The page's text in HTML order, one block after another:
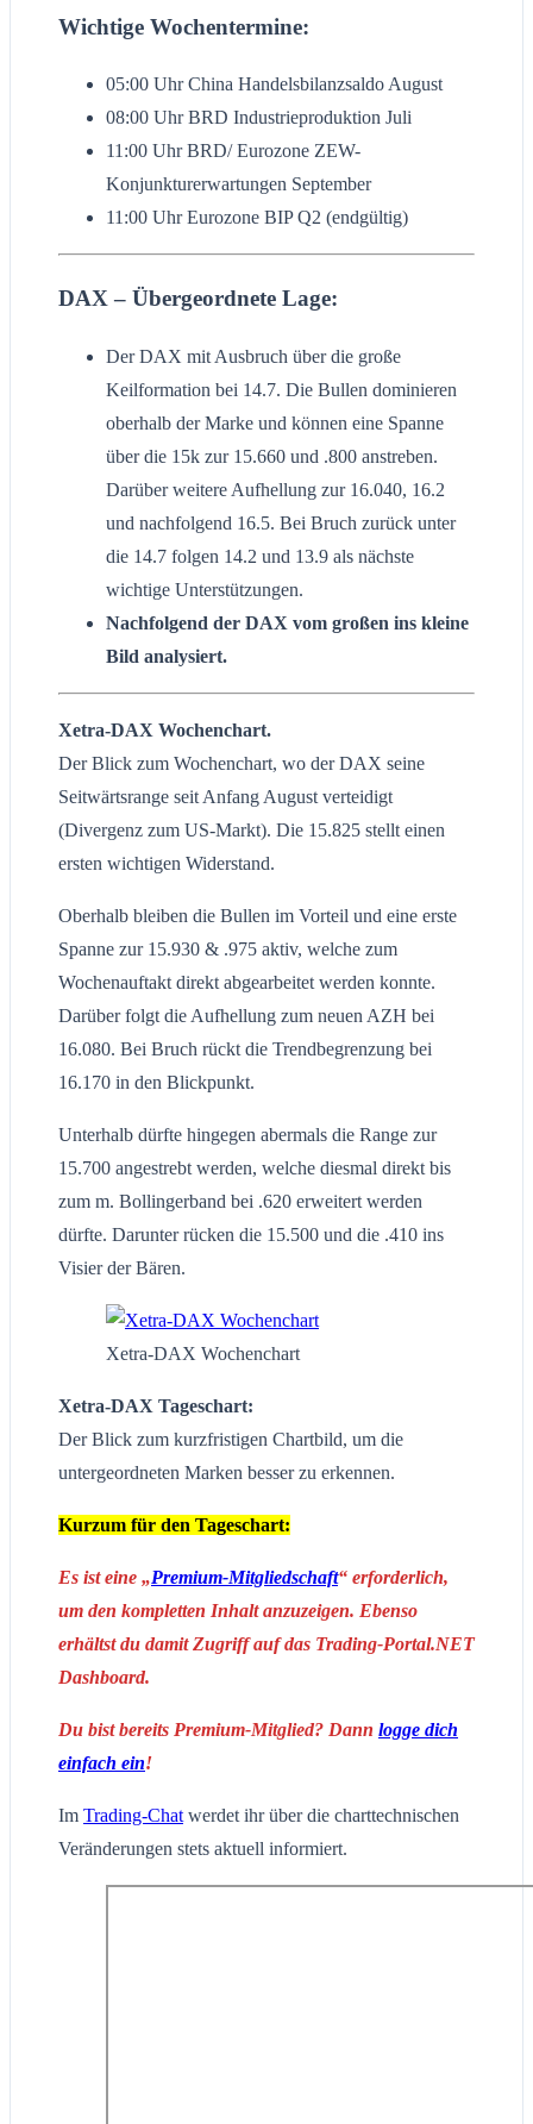
Wichtige Wochentermine:
05:00 Uhr China Handelsbilanzsaldo August
08:00 Uhr BRD Industrieproduktion Juli
11:00 Uhr BRD/ Eurozone ZEW-
Konjunkturerwartungen September
11:00 Uhr Eurozone BIP Q2 (endgültig)
DAX – Übergeordnete Lage:
Der DAX mit Ausbruch über die große
Keilformation bei 14.7. Die Bullen dominieren
oberhalb der Marke und können eine Spanne
über die 15k zur 15.660 und .800 anstreben.
Darüber weitere Aufhellung zur 16.040, 16.2
und nachfolgend 16.5. Bei Bruch zurück unter
die 14.7 folgen 14.2 und 13.9 als nächste
wichtige Unterstützungen.
Nachfolgend der DAX vom großen ins kleine
Bild analysiert.
Xetra-DAX Wochenchart.
Der Blick zum Wochenchart, wo der DAX seine
Seitwärtsrange seit Anfang August verteidigt
(Divergenz zum US-Markt). Die 15.825 stellt einen
ersten wichtigen Widerstand.
Oberhalb bleiben die Bullen im Vorteil und eine erste
Spanne zur 15.930 & .975 aktiv, welche zum
Wochenauftakt direkt abgearbeitet werden konnte.
Darüber folgt die Aufhellung zum neuen AZH bei
16.080. Bei Bruch rückt die Trendbegrenzung bei
16.170 in den Blickpunkt.
Unterhalb dürfte hingegen abermals die Range zur
15.700 angestrebt werden, welche diesmal direkt bis
zum m. Bollingerband bei .620 erweitert werden
dürfte. Darunter rücken die 15.500 und die .410 ins
Visier der Bären.
Xetra-DAX Wochenchart
Xetra-DAX Tageschart:
Der Blick zum kurzfristigen Chartbild, um die
untergeordneten Marken besser zu erkennen.
Kurzum für den Tageschart:
Es ist eine „Premium-Mitgliedschaft“ erforderlich,
um den kompletten Inhalt anzuzeigen. Ebenso
erhältst du damit Zugriff auf das Trading-Portal.NET
Dashboard.
Du bist bereits Premium-Mitglied? Dann logge dich
einfach ein!
Im Trading-Chat werdet ihr über die charttechnischen
Veränderungen stets aktuell informiert.